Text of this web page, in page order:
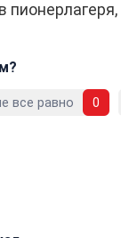
все равно 0